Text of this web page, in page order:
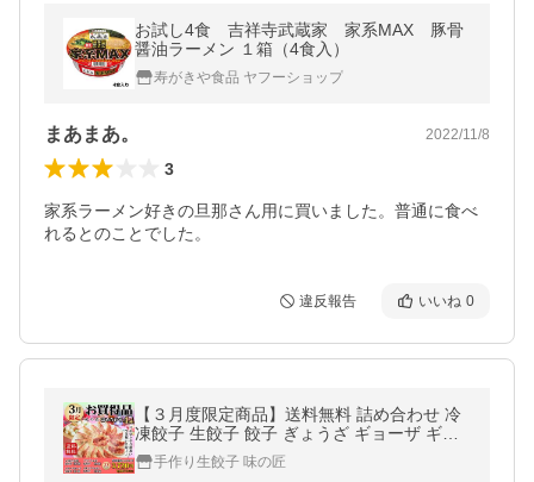
お試し4食 吉祥寺武蔵家 家系MAX 豚骨
醤油ラーメン １箱（4食入）
寿がきや食品 ヤフーショップ
まあまあ。 2022/11/8
3
家系ラーメン好きの旦那さん用に買いました。普通に食べ
れるとのことでした。
違反報告 いいね 0
【３月度限定商品】送料無料 詰め合わせ 冷
凍餃子 生餃子 餃子 ぎょうざ ギョーザ ギョ
ウザ 冷凍生餃子 お取り寄せ セット 冷凍食品
グルメ
手作り生餃子 味の匠